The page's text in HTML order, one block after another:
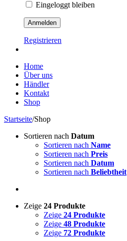
Eingeloggt bleiben
Registrieren
Home
Über uns
Händler
Kontakt
Shop
Startseite/Shop
Sortieren nach Datum
Sortieren nach Name
Sortieren nach Preis
Sortieren nach Datum
Sortieren nach Beliebtheit
Zeige 24 Produkte
Zeige 24 Produkte
Zeige 48 Produkte
Zeige 72 Produkte